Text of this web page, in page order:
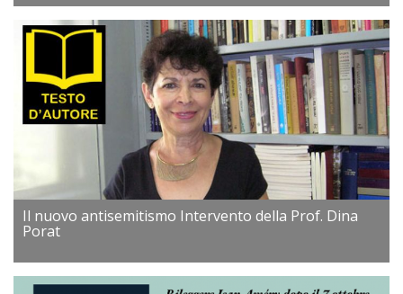
Il nuovo antisemitismo Intervento della Prof. Dina
Porat